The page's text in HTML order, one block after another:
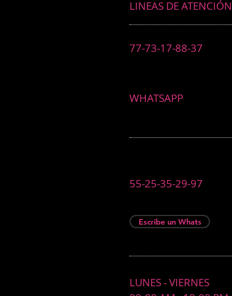
LINEAS DE ATENCIÓN
77-73-17-88-37
WHATSAPP
55-25-35-29-97
Escribe un Whats
LUNES - VIERNES